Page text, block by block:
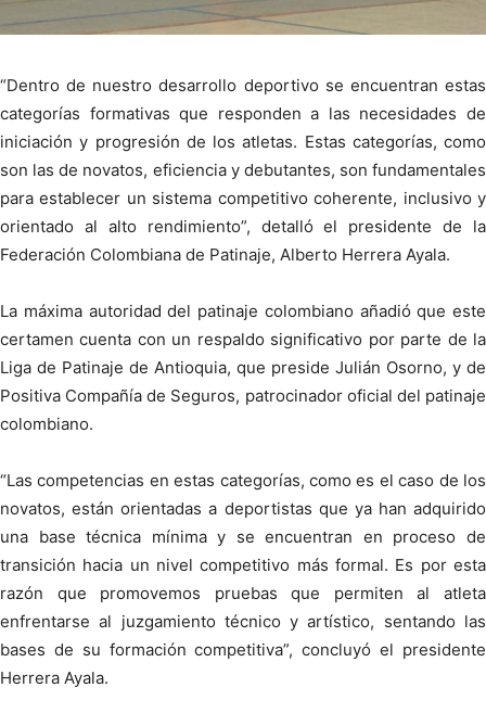
“Dentro de nuestro desarrollo deportivo se encuentran estas
categorías formativas que responden a las necesidades de
iniciación y progresión de los atletas. Estas categorías, como
son las de novatos, eficiencia y debutantes, son fundamentales
para establecer un sistema competitivo coherente, inclusivo y
orientado al alto rendimiento”, detalló el presidente de la
Federación Colombiana de Patinaje, Alberto Herrera Ayala.
La máxima autoridad del patinaje colombiano añadió que este
certamen cuenta con un respaldo significativo por parte de la
Liga de Patinaje de Antioquia, que preside Julián Osorno, y de
Positiva Compañía de Seguros, patrocinador oficial del patinaje
colombiano.
“Las competencias en estas categorías, como es el caso de los
novatos, están orientadas a deportistas que ya han adquirido
una base técnica mínima y se encuentran en proceso de
transición hacia un nivel competitivo más formal. Es por esta
razón que promovemos pruebas que permiten al atleta
enfrentarse al juzgamiento técnico y artístico, sentando las
bases de su formación competitiva”, concluyó el presidente
Herrera Ayala.